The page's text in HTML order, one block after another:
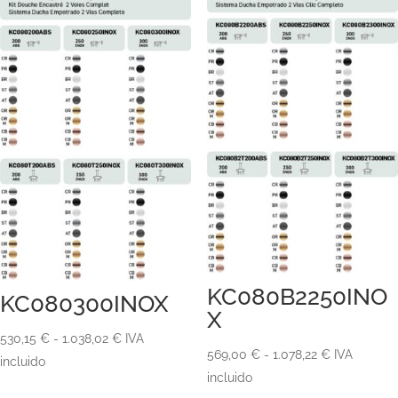
KC080300INOX
530,15 € - 1.038,02 €Rango
IVA
incluido
KC080B2250INO
X
569,00 € - 1.078,22 €Rango
IVA
incluido